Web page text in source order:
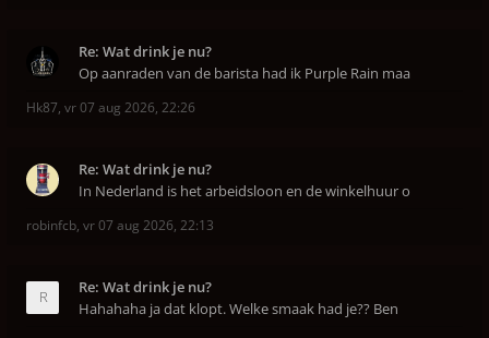
Re: Wat drink je nu?
Op aanraden van de barista had ik Purple Rain maa
Hk87, vr 07 aug 2026, 22:26
Re: Wat drink je nu?
In Nederland is het arbeidsloon en de winkelhuur o
robinfcb, vr 07 aug 2026, 22:13
Re: Wat drink je nu?
Hahahaha ja dat klopt. Welke smaak had je?? Ben